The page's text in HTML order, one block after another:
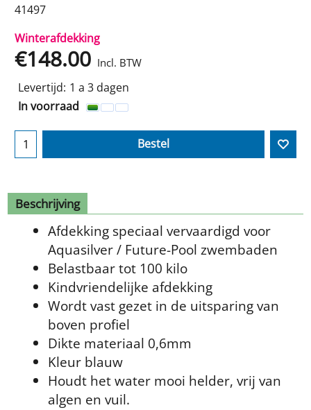
41497
Winterafdekking
€148.00 Incl. BTW
Levertijd: 1 a 3 dagen
In voorraad
Bestel
Beschrijving
Afdekking speciaal vervaardigd voor
Aquasilver / Future-Pool zwembaden
Belastbaar tot 100 kilo
Kindvriendelijke afdekking
Wordt vast gezet in de uitsparing van
boven profiel
Dikte materiaal 0,6mm
Kleur blauw
Houdt het water mooi helder, vrij van
algen en vuil.